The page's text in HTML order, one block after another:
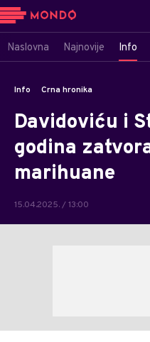
Naslovna Najnovije Info
Info Crna hronika
Davidoviću i
godina
marihuane
15.04.2025. / 13:00